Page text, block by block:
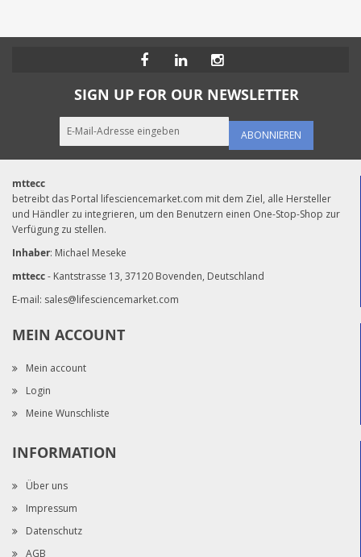
SIGN UP FOR OUR NEWSLETTER
ABONNIEREN
mttecc
betreibt das Portal lifesciencemarket.com mit dem Ziel, alle Hersteller
und Händler zu integrieren, um den Benutzern einen One-Stop-Shop zur
Verfügung zu stellen.
Inhaber: Michael Meseke
mttecc- Kantstrasse 13, 37120 Bovenden, Deutschland
E-mail: sales@lifesciencemarket.com
MEIN ACCOUNT
Mein account
Login
Meine Wunschliste
INFORMATION
Über uns
Impressum
Datenschutz
AGB